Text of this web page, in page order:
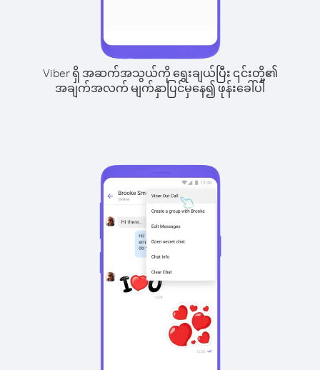
Viber ရှိ အဆက်အသွယ်ကို ရွေးချယ်ပြီး ၎င်းတို့၏
အချက်အလက် မျက်နှာပြင်မှနေ၍ ဖုန်းခေါ်ပါ